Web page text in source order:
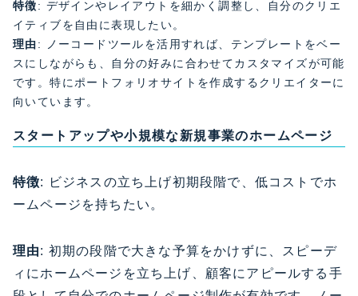
特徴: デザインやレイアウトを細かく調整し、自分のクリエ
イティブを自由に表現したい。
理由: ノーコードツールを活用すれば、テンプレートをベー
スにしながらも、自分の好みに合わせてカスタマイズが可能
です。特にポートフォリオサイトを作成するクリエイターに
向いています。
スタートアップや小規模な新規事業のホームページ
特徴: ビジネスの立ち上げ初期段階で、低コストでホ
ームページを持ちたい。
理由: 初期の段階で大きな予算をかけずに、スピーデ
ィにホームページを立ち上げ、顧客にアピールする手